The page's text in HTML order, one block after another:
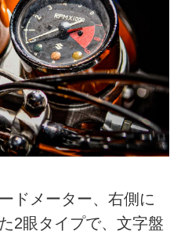
ドメーター、右側に
2眼タイプで、文字盤